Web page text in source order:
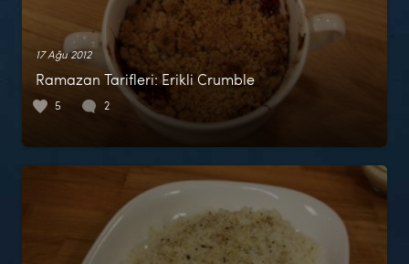
17 Ağu 2012
Ramazan Tarifleri: Erikli Crumble
5 2